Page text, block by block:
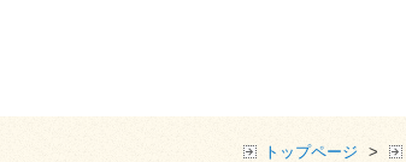
トップページ >